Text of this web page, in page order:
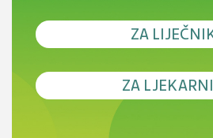
ZA
Debljina - od prevencije do
Novi pogled na migrenu:
razlike i nove terapije
ZA
Antikoagulansi u ljekarničkoj